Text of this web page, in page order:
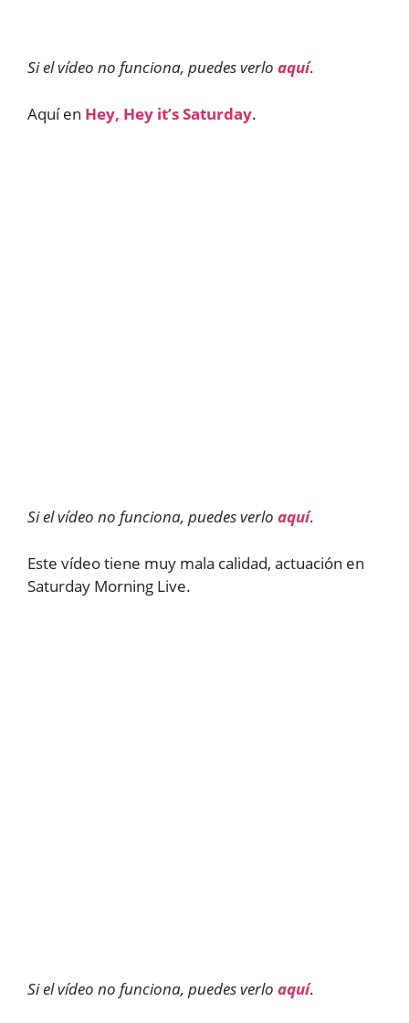
Si el vídeo no funciona, puedes verlo aquí.
Aquí en Hey, Hey it’s Saturday.
Si el vídeo no funciona, puedes verlo aquí.
Este vídeo tiene muy mala calidad, actuación en
Saturday Morning Live.
Si el vídeo no funciona, puedes verlo aquí.